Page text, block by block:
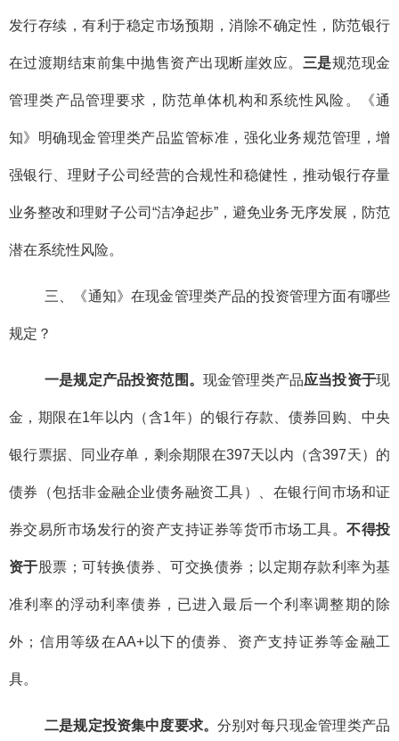
发行存续，有利于稳定市场预期，消除不确定性，防范银行
在过渡期结束前集中抛售资产出现断崖效应。 三是规范现金
管理类产品管理要求，防范单体机构和系统性风险。《通
知》明确现金管理类产品监管标准，强化业务规范管理，增
强银行、理财子公司经营的合规性和稳健性，推动银行存量
业务整改和理财子公司“洁净起步”，避免业务无序发展，防范
潜在系统性风险。
三、《通知》在现金管理类产品的投资管理方面有哪些
规定？
一是规定产品投资范围。 现金管理类产品应当投资于现
金，期限在1年以内（含1年）的银行存款、债券回购、中央
银行票据、同业存单，剩余期限在397天以内（含397天）的
债券（包括非金融企业债务融资工具）、在银行间市场和证
券交易所市场发行的资产支持证券等货币市场工具。不得投
资于 股票；可转换债券、可交换债券；以定期存款利率为基
准利率的浮动利率债券，已进入最后一个利率调整期的除
外；信用等级在AA+以下的债券、资产支持证券等金融工
具。
二是规定投资集中度要求。分别对每只现金管理类产品